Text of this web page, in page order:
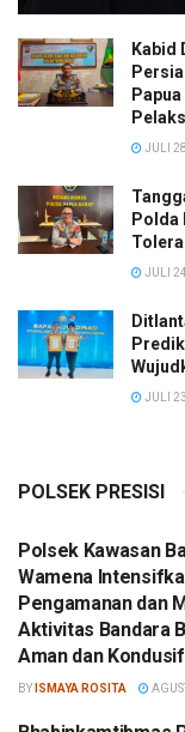
Kabid
JULI
Polda
JULI
JULI
POLSEK PRESISI
Polsek Kawasan
Wamena
Pengamanan dan
Aktivitas Bandara
Aman dan Kondusif
BY ISMAYA ROSITA